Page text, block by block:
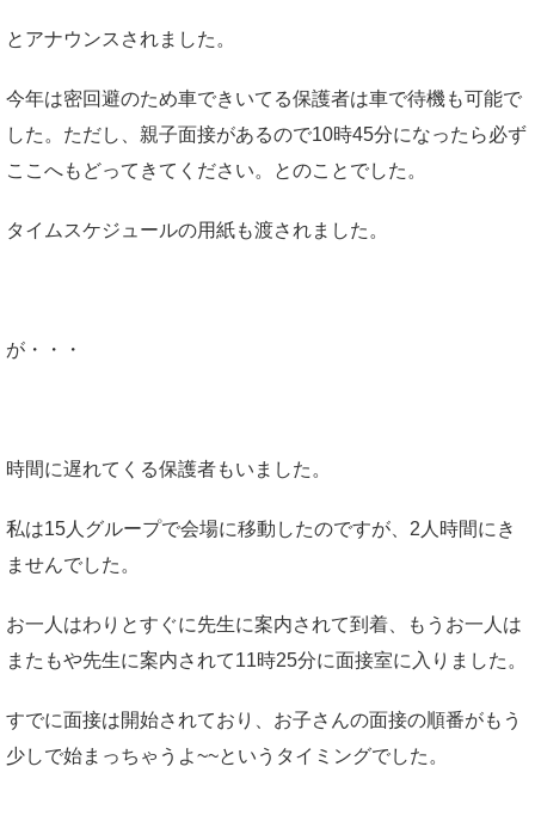
とアナウンスされました。
今年は密回避のため車できいてる保護者は車で待機も可能で
した。ただし、親子面接があるので10時45分になったら必ず
ここへもどってきてください。とのことでした。
タイムスケジュールの用紙も渡されました。
が・・・
時間に遅れてくる保護者もいました。
私は15人グループで会場に移動したのですが、2人時間にき
ませんでした。
お一人はわりとすぐに先生に案内されて到着、もうお一人は
またもや先生に案内されて11時25分に面接室に入りました。
すでに面接は開始されており、お子さんの面接の順番がもう
少しで始まっちゃうよ~~というタイミングでした。